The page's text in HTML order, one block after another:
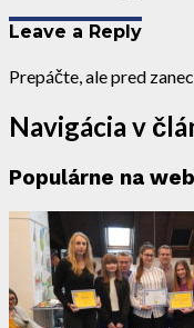
Leave a Reply
Prepáčte, ale pred
Navigácia v
Populárne na